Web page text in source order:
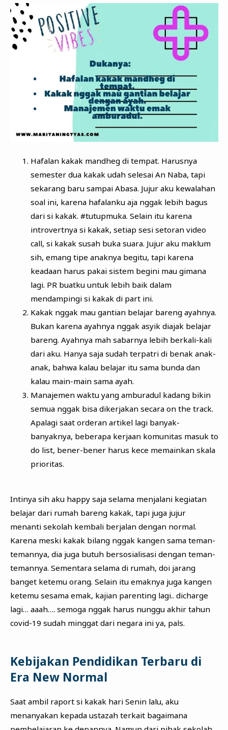
Hafalan kakak mandheg di tempat. Harusnya
semester dua kakak udah selesai An Naba, tapi
sekarang baru sampai Abasa. Jujur aku kewalahan
soal ini, karena hafalanku aja nggak lebih bagus
dari si kakak. #tutupmuka. Selain itu karena
introvertnya si kakak, setiap sesi setoran video
call, si kakak susah buka suara. Jujur aku maklum
sih, emang tipe anaknya begitu, tapi karena
keadaan harus pakai sistem begini mau gimana
lagi. PR buatku untuk lebih baik dalam
mendampingi si kakak di part ini.
Kakak nggak mau gantian belajar bareng ayahnya.
Bukan karena ayahnya nggak asyik diajak belajar
bareng. Ayahnya mah sabarnya lebih berkali-kali
dari aku. Hanya saja sudah terpatri di benak anak-
anak, bahwa kalau belajar itu sama bunda dan
kalau main-main sama ayah.
Manajemen waktu yang amburadul kadang bikin
semua nggak bisa dikerjakan secara on the track.
Apalagi saat orderan artikel lagi banyak-
banyaknya, beberapa kerjaan komunitas masuk to
do list, bener-bener harus kece memainkan skala
prioritas.
Intinya sih aku happy saja selama menjalani kegiatan
belajar dari rumah bareng kakak, tapi juga jujur
menanti sekolah kembali berjalan dengan normal.
Karena meski kakak bilang nggak kangen sama teman-
temannya, dia juga butuh bersosialisasi dengan teman-
temannya. Sementara selama di rumah, doi jarang
banget ketemu orang. Selain itu emaknya juga kangen
ketemu sesama emak, kajian parenting lagi.. dicharge
lagi… aaah…. semoga nggak harus nunggu akhir tahun
covid-19 sudah minggat dari negara ini ya, pals.
Kebijakan Pendidikan Terbaru di
Era New Normal
Saat ambil raport si kakak hari Senin lalu, aku
menanyakan kepada ustazah terkait bagaimana